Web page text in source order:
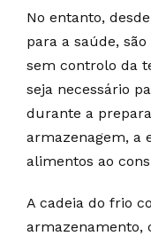
No entanto,
para a saúde,
sem controlo da
seja necessário
durante a
armazenagem, a
alimentos ao
A cadeia do frio
armazenamento,